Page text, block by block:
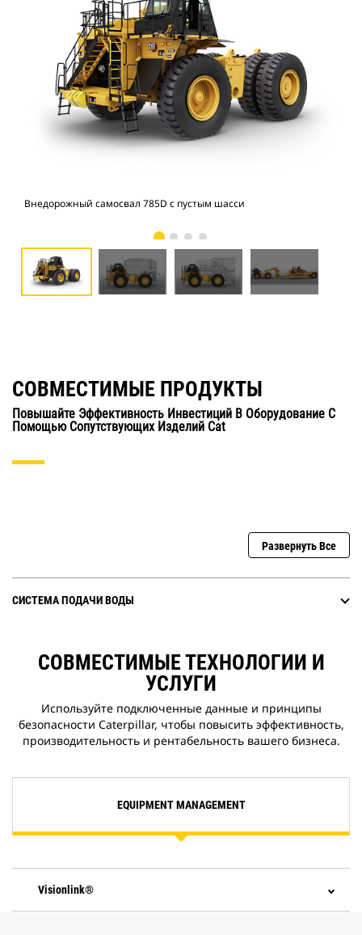
Внедорожный самосвал 785D с пустым шасси
СОВМЕСТИМЫЕ ПРОДУКТЫ
Повышайте Эффективность Инвестиций В Оборудование С
Помощью Сопутствующих Изделий Cat
Развернуть Все
СИСТЕМА ПОДАЧИ ВОДЫ
СОВМЕСТИМЫЕ ТЕХНОЛОГИИ И
УСЛУГИ
Используйте подключенные данные и принципы
безопасности Caterpillar, чтобы повысить эффективность,
производительность и рентабельность вашего бизнеса.
EQUIPMENT MANAGEMENT
Visionlink®